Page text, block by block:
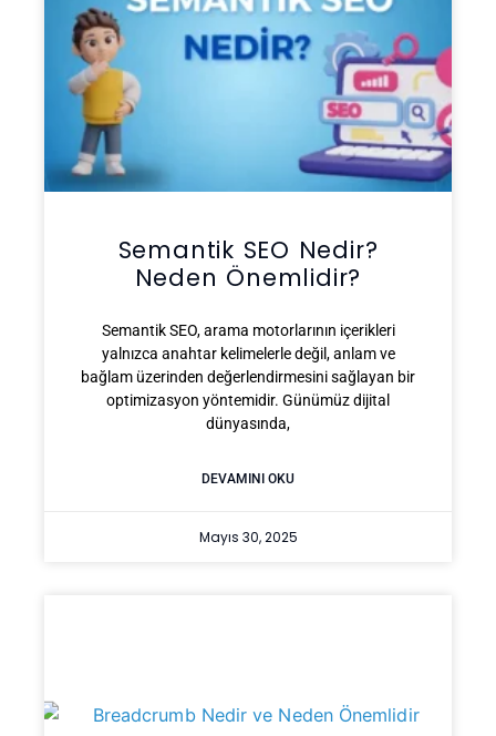
Semantik SEO Nedir?
Neden Önemlidir?
Semantik SEO, arama motorlarının içerikleri
yalnızca anahtar kelimelerle değil, anlam ve
bağlam üzerinden değerlendirmesini sağlayan bir
optimizasyon yöntemidir. Günümüz dijital
dünyasında,
DEVAMINI OKU
Mayıs 30, 2025